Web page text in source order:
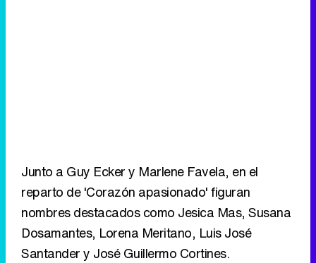
Junto a Guy Ecker y Marlene Favela, en el
reparto de 'Corazón apasionado' figuran
nombres destacados como Jesica Mas, Susana
Dosamantes, Lorena Meritano, Luis José
Santander y José Guillermo Cortines.